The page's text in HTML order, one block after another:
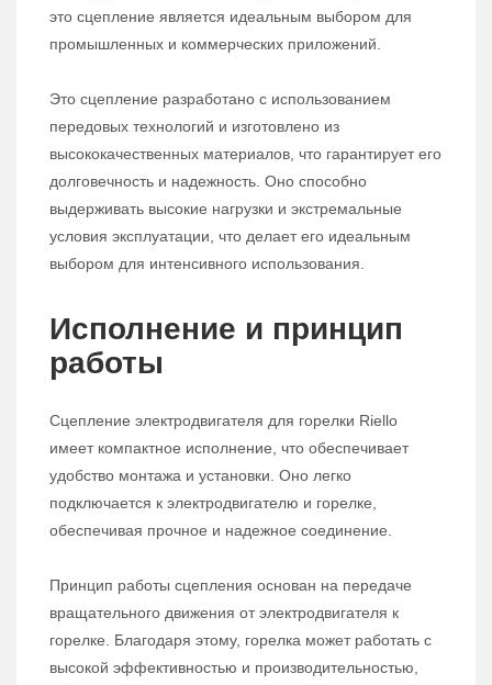
это сцепление является идеальным выбором для
промышленных и коммерческих приложений.
Это сцепление разработано с использованием
передовых технологий и изготовлено из
высококачественных материалов, что гарантирует его
долговечность и надежность. Оно способно
выдерживать высокие нагрузки и экстремальные
условия эксплуатации, что делает его идеальным
выбором для интенсивного использования.
Исполнение и принцип
работы
Сцепление электродвигателя для горелки Riello
имеет компактное исполнение, что обеспечивает
удобство монтажа и установки. Оно легко
подключается к электродвигателю и горелке,
обеспечивая прочное и надежное соединение.
Принцип работы сцепления основан на передаче
вращательного движения от электродвигателя к
горелке. Благодаря этому, горелка может работать с
высокой эффективностью и производительностью,